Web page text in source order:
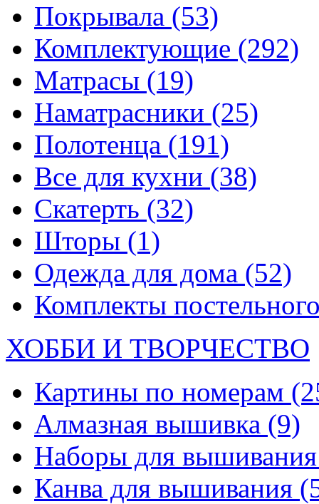
Покрывала (53)
Комплектующие (292)
Матрасы (19)
Наматрасники (25)
Полотенца (191)
Все для кухни (38)
Скатерть (32)
Шторы (1)
Одежда для дома (52)
Комплекты
ХОББИ И ТВОРЧЕСТВО
Картины по номерам
Алмазная вышивка (9)
Наборы для
Канва для вышивания